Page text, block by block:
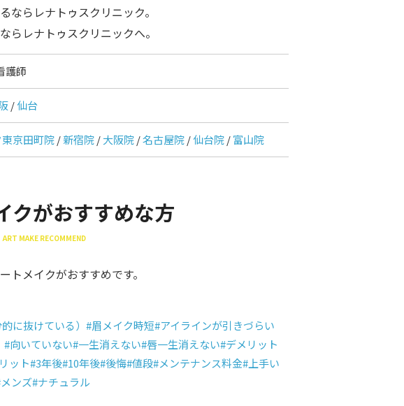
ならレナトゥスクリニック。
らレナトゥスクリニックへ。
護師
/仙台
京田町院/新宿院/大阪院/名古屋院/仙台院/富山院
クがおすすめな方
ART MAKE RECOMMEND
トメイクがおすすめです。
に抜けている） #眉メイク時短#アイラインが引きづらい
#向いていない#一生消えない#唇一生消えない#デメリット
ット#3年後#10年後#後悔#値段#メンテナンス料金#上手い
ンズ#ナチュラル